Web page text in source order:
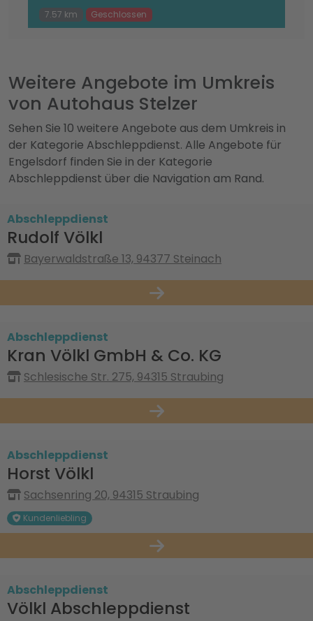
7.57 km Geschlossen
Weitere Angebote im Umkreis
von Autohaus Stelzer
Sehen Sie 10 weitere Angebote aus dem Umkreis in
der Kategorie Abschleppdienst. Alle Angebote für
Engelsdorf finden Sie in der Kategorie
Abschleppdienst über die Navigation am Rand.
Abschleppdienst
Rudolf Völkl
Bayerwaldstraße 13, 94377 Steinach
Abschleppdienst
Kran Völkl GmbH & Co. KG
Schlesische Str. 275, 94315 Straubing
Abschleppdienst
Horst Völkl
Sachsenring 20, 94315 Straubing
Kundenliebling
Abschleppdienst
Völkl Abschleppdienst